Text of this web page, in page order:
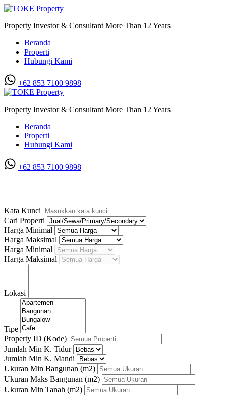
Property Investor & Consultant More Than 12 Years
Beranda
Properti
Hubungi Kami
+62 853 7100 9898‬
Property Investor & Consultant More Than 12 Years
Beranda
Properti
Hubungi Kami
+62 853 7100 9898‬
Kata Kunci
Cari Properti
Harga Minimal
Harga Maksimal
Harga Minimal
Harga Maksimal
Lokasi
Tipe
Property ID (Kode)
Jumlah Min K. Tidur
Jumlah Min K. Mandi
Ukuran Min Bangunan (m2)
Ukuran Maks Bangunan (m2)
Ukuran Min Tanah (m2)